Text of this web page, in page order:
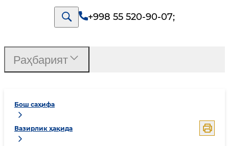
+998 55 520-90-07;
Бош саҳифа
Вазирлик ҳақида
Раҳбарият